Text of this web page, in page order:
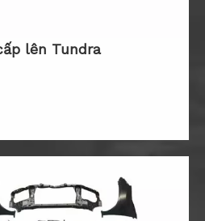
lên Tundra